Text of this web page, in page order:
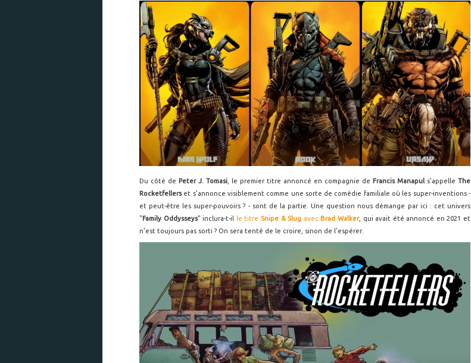
Du côté de Peter J. Tomasi , le premier titre annoncé en compagnie de Francis Manapul s'appelle The
Rocketfellers et s'annonce visiblement comme une sorte de comédie familiale où les super-inventions -
et peut-être les super-pouvoirs ? - sont de la partie. Une question nous démange par ici : cet univers
" Family Oddysseys" inclura-t-il le titre Snipe & Slug avec Brad Walker, qui avait été annoncé en 2021 et
n'est toujours pas sorti ? On sera tenté de le croire, sinon de l'espérer.